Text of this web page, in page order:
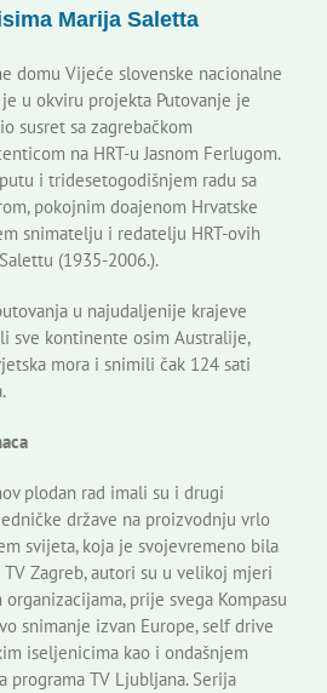
Marija Saletta
domu Vijeće slovenske nacionalne
u okviru projekta Putovanje je
susret sa zagrebačkom
na HRT-u Jasnom Ferlugom.
i tridesetogodišnjem radu sa
pokojnim doajenom Hrvatske
snimatelju i redatelju HRT-ovih
(1935-2006.).
u najudaljenije krajeve
sve kontinente osim Australije,
mora i snimili čak 124 sati
plodan rad imali su i drugi
države na proizvodnju vrlo
svijeta, koja je svojevremeno bila
Zagreb, autori su u velikoj mjeri
prije svega Kompasu
snimanje izvan Europe, self drive
iseljenicima kao i ondašnjem
programa TV Ljubljana. Serija